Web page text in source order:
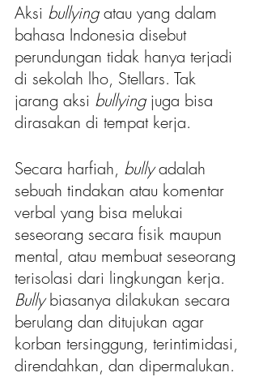
Aksi bullying atau yang dalam
bahasa Indonesia disebut
perundungan tidak hanya terjadi
di sekolah lho, Stellars. Tak
jarang aksi bullying juga bisa
dirasakan di tempat kerja.
Secara harfiah, bully adalah
sebuah tindakan atau komentar
verbal yang bisa melukai
seseorang secara fisik maupun
mental, atau membuat seseorang
terisolasi dari lingkungan kerja.
Bully biasanya dilakukan secara
berulang dan ditujukan agar
korban tersinggung, terintimidasi,
direndahkan, dan dipermalukan.